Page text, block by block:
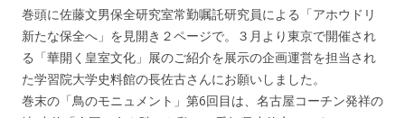
巻頭に佐藤文男保全研究室常勤嘱託研究員による「アホウドリ
新たな保全へ」を見開き２ページで。３月より東京で開催され
る「華開く皇室文化」展のご紹介を展示の企画運営を担当され
た学習院大学史料館の長佐古さんにお願いしました。
巻末の「鳥のモニュメント」第6回目は、名古屋コーチン発祥の